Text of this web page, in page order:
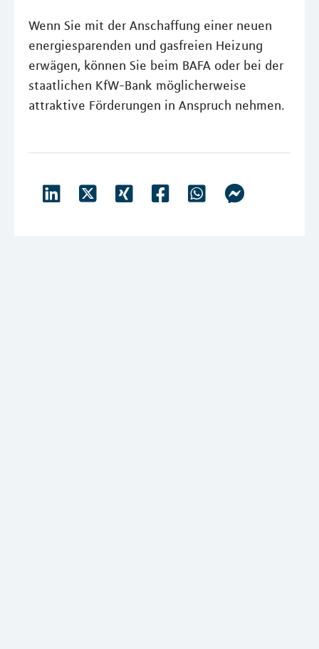
Wenn Sie mit der Anschaffung einer neuen
energiesparenden und gasfreien Heizung
erwägen, können Sie beim BAFA oder bei der
staatlichen KfW-Bank möglicherweise
attraktive Förderungen in Anspruch nehmen.